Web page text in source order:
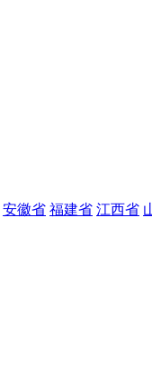
安徽省 福建省 江西省